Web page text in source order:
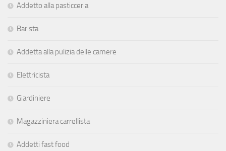
Addetto alla pasticceria
Barista
Addetta alla pulizia delle camere
Elettricista
Giardiniere
Magazziniera carrellista
Addetti fast food